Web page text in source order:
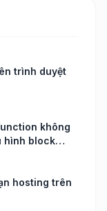
trình duyệt
không
hình block
hosting trên